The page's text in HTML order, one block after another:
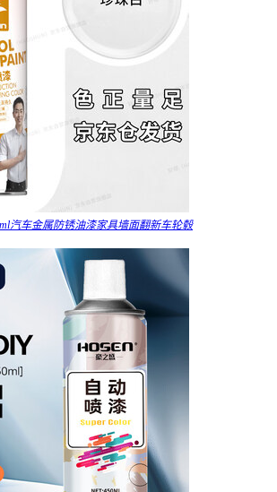
汽车金属防锈油漆家具墙面翻新车轮毂